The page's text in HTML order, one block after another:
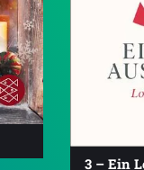
3 – Ein